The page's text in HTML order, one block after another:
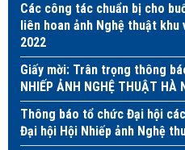
Các công tác chuẩn bị cho
liên hoan ảnh Nghệ thuật khu
2022
Giấy mời: Trân trọng thông
NHIẾP ẢNH NGHỆ THUẬT HÀ
Thông báo tổ chức Đại hội
Đại hội Hội Nhiếp ảnh Nghệ